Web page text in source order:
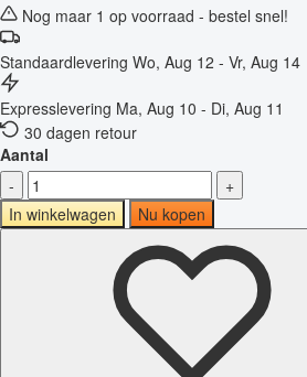
Nog maar 1 op voorraad - bestel snel!
Standaardlevering Wo, Aug 12 - Vr, Aug 14
Expresslevering Ma, Aug 10 - Di, Aug 11
30 dagen retour
Aantal
-
+
In winkelwagen
Nu kopen